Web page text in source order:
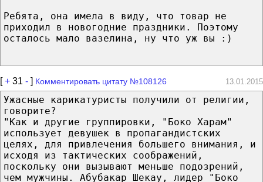
Ребята, она имела в виду, что товар не
приходил в новогодние праздники. Поэтому
осталось мало вазелина, ну что уж вы :)
[+ 31 - ] Комментировать цитату №108126 13.01.2015
Ужасные карикатуристы получили от религии,
говорите?
"Как и другие группировки, "Боко Харам"
использует девушек в пропагандистских
целях, для привлечения большего внимания, и
исходя из тактических соображений,
поскольку они вызывают меньше подозрений,
чем мужчины. Абубакар Шекау, лидер "Боко